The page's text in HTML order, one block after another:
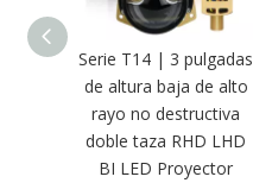
Serie T14 | 3 pulgadas
de altura baja de alto
rayo no destructiva
doble taza RHD LHD
BI LED Proyector